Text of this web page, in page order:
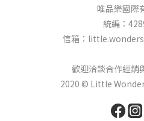
唯品樂國際
統編：
信箱：
歡迎洽談合作經銷
2020 © Little